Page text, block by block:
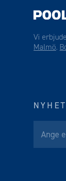
Vi
Malmö.